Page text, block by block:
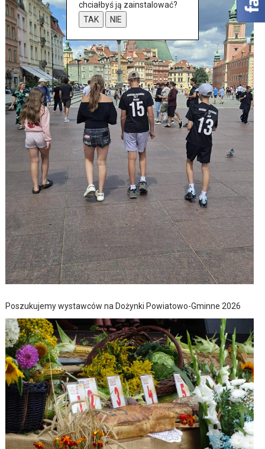
Poszukujemy wystawców na Dożynki Powiatowo-Gminne 2026
chciałbyś ją zainstalować?
TAK
NIE